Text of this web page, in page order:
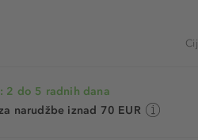
2 do 5 radnih dana
narudžbe iznad 70 EUR